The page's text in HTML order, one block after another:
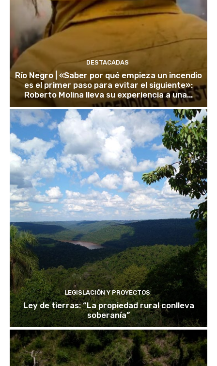
DESTACADAS
Río Negro | «Saber por qué empieza un incendio
es el primer paso para evitar el siguiente»:
Roberto Molina lleva su experiencia a una...
LEGISLACIÓN Y PROYECTOS
Ley de tierras: “La propiedad rural conlleva
soberanía”